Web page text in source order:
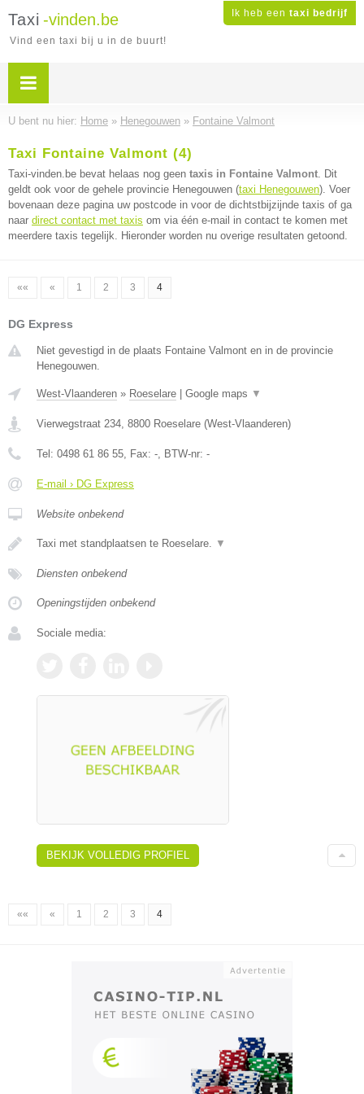
Ik heb een taxi bedrijf
Taxi -vinden.be
Vind een taxi bij u in de buurt!
U bent nu hier: Home » Henegouwen » Fontaine Valmont
Taxi Fontaine Valmont (4)
Taxi-vinden.be bevat helaas nog geen taxis in Fontaine Valmont. Dit
geldt ook voor de gehele provincie Henegouwen (taxi Henegouwen). Voer
bovenaan deze pagina uw postcode in voor de dichtstbijzijnde taxis of ga
naar direct contact met taxis om via één e-mail in contact te komen met
meerdere taxis tegelijk. Hieronder worden nu overige resultaten getoond.
«« « 1 2 3 4
DG Express
Niet gevestigd in de plaats Fontaine Valmont en in de provincie
Henegouwen.
West-Vlaanderen » Roeselare Google maps ▼
Vierwegstraat 234, 8800 Roeselare (West-Vlaanderen)
Tel: 0498 61 86 55, Fax: -, BTW-nr: -
E-mail › DG Express
Website onbekend
Taxi met standplaatsen te Roeselare. ▼
Diensten onbekend
Openingstijden onbekend
Sociale media:
BEKIJK VOLLEDIG PROFIEL
«« « 1 2 3 4